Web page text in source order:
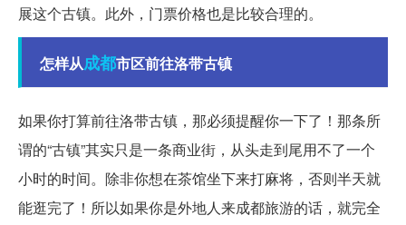
展这个古镇。此外，门票价格也是比较合理的。
怎样从成都市区前往洛带古镇
如果你打算前往洛带古镇，那必须提醒你一下了！那条所
谓的“古镇”其实只是一条商业街，从头走到尾用不了一个
小时的时间。除非你想在茶馆坐下来打麻将，否则半天就
能逛完了！所以如果你是外地人来成都旅游的话，就完全